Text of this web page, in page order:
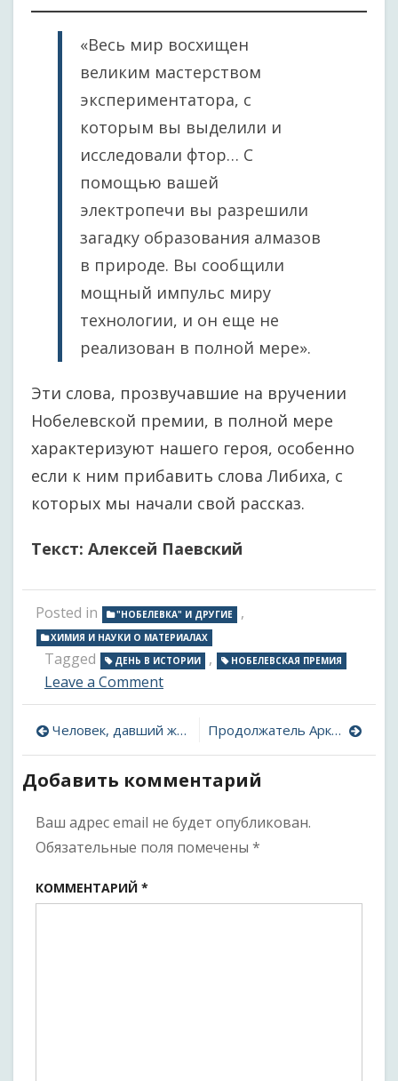
«Весь мир восхищен
великим мастерством
экспериментатора, с
которым вы выделили и
исследовали фтор… С
помощью вашей
электропечи вы разрешили
загадку образования алмазов
в природе. Вы сообщили
мощный импульс миру
технологии, и он еще не
реализован в полной мере».
Эти слова, прозвучавшие на вручении
Нобелевской премии, в полной мере
характеризуют нашего героя, особенно
если к ним прибавить слова Либиха, с
которых мы начали свой рассказ.
Текст: Алексей Паевский
Posted in "НОБЕЛЕВКА" И ДРУГИЕ ,
ХИМИЯ И НАУКИ О МАТЕРИАЛАХ
Tagged ДЕНЬ В ИСТОРИИ , НОБЕЛЕВСКАЯ ПРЕМИЯ
Leave a Commenton
подорванное
здоровье
Навигация
по
записям
Человек, давший жизнь миллионам Продолжатель Аркадия. История молекул: адамантан
Добавить комментарий
Ваш адрес email не будет опубликован.
Обязательные поля помечены *
КОММЕНТАРИЙ *